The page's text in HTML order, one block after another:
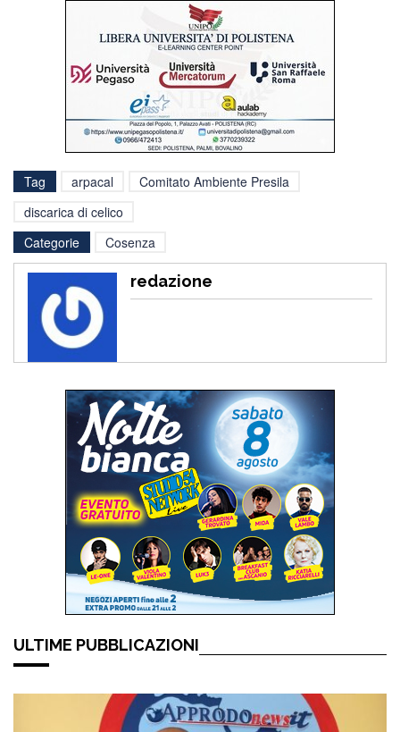
Tag arpacal
Comitato Ambiente Presila
discarica di celico
Categorie
Cosenza
redazione
ULTIME PUBBLICAZIONI